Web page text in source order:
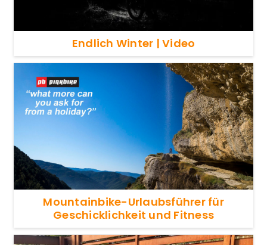
Endlich Winter | Video
Mountainbike-Urlaubsführer für
Geschicklichkeit und Fitness